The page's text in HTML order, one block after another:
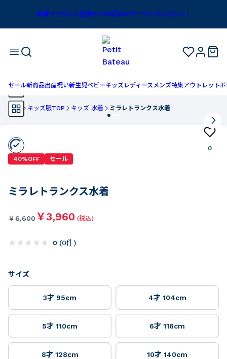
新規アカウント登録で1,100円OFFクーポンプレゼント！
セール新商品出産祝い新生児ベビーキッズ レディースメンズ特集アウトレットボ
TOP キッズ服TOP キッズ 水着 ミラレトランクス水着
0
40%OFF
セール
ミラレトランクス水着
￥6,600￥3,960 (税込)
0 (0件)
サイズ
3才 95cm 4才 104cm
5才 110cm 6才 116cm
8才 128cm 10才 140cm